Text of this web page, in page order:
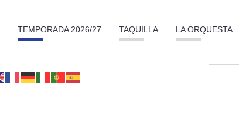
TEMPORADA 2026/27 TAQUILLA LA ORQUESTA